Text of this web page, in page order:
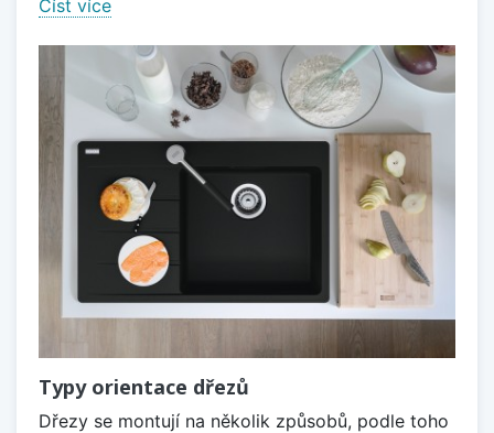
Číst více
Typy orientace dřezů
Dřezy se montují na několik způsobů, podle toho